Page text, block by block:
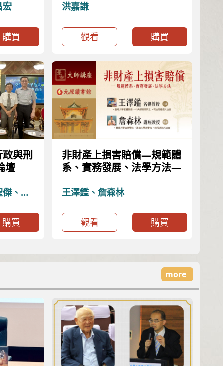
宏
購買
洪嘉謙
觀看 購買
與刑
壇
、羅
購買
非財產上損害賠償—規範體
系、實務發展、法學方法—
王澤鑑、詹森林
觀看 購買
more